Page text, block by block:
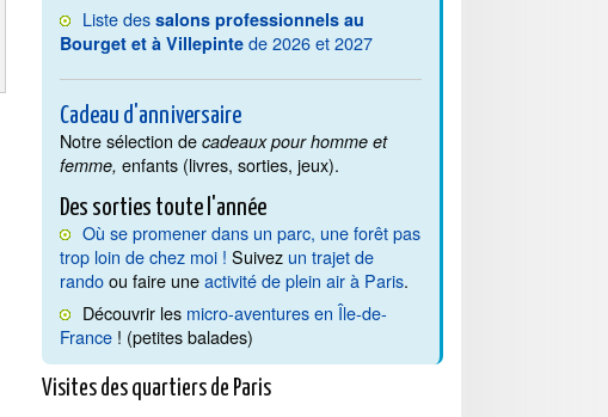
Liste dessalons professionnels au
Bourget et à Villepinte de 2026 et 2027
Cadeau d'anniversaire
Notre sélection decadeaux pour homme et
femme, enfants (livres, sorties, jeux).
Des sorties toute l'année
Où se promener dans un parc, une forêt pas
trop loin de chez moi ! Suivez un trajet de
randoou faire uneactivité de plein air à Paris.
Découvrir les micro-aventures en Île-de-
France ! (petites balades)
Visites des quartiers de Paris